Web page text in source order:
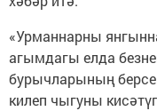
«Урманнарны
агымдагы елда
бурычларының
килеп чыгуны